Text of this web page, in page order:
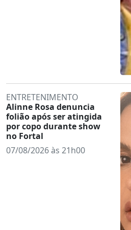
ENTRETENIMENTO
Alinne Rosa denuncia
folião após ser atingida
por copo durante show
no Fortal
07/08/2026 às 21h00